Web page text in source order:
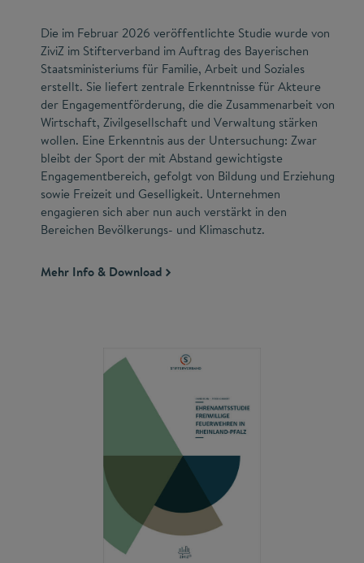
Die im Februar 2026 veröffentlichte Studie wurde von
ZiviZ im Stifterverband im Auftrag des Bayerischen
Staatsministeriums für Familie, Arbeit und Soziales
erstellt. Sie liefert zentrale Erkenntnisse für Akteure
der Engagementförderung, die die Zusammenarbeit von
Wirtschaft, Zivilgesellschaft und Verwaltung stärken
wollen. Eine Erkenntnis aus der Untersuchung: Zwar
bleibt der Sport der mit Abstand gewichtigste
Engagementbereich, gefolgt von Bildung und Erziehung
sowie Freizeit und Geselligkeit. Unternehmen
engagieren sich aber nun auch verstärkt in den
Bereichen Bevölkerungs- und Klimaschutz.
Mehr Info & Download